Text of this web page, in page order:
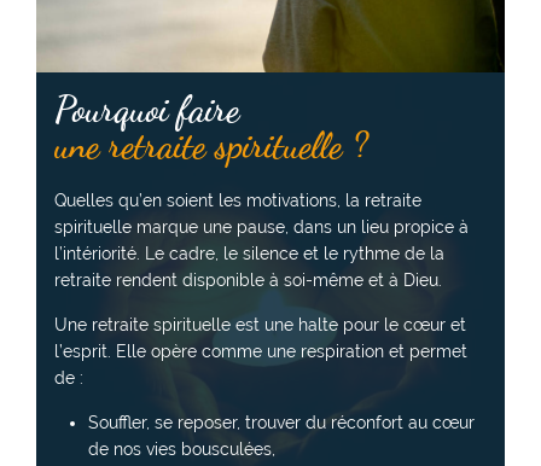
Pourquoi faire
une retraite spirituelle ?
Quelles qu’en soient les motivations, la retraite
spirituelle marque une pause, dans un lieu propice à
l’intériorité. Le cadre, le silence et le rythme de la
retraite rendent disponible à soi-même et à Dieu.
Une retraite spirituelle est une halte pour le cœur et
l’esprit. Elle opère comme une respiration et permet
de :
Souffler, se reposer, trouver du réconfort au cœur
de nos vies bousculées,